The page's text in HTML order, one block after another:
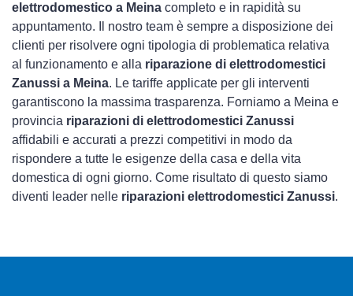
elettrodomestico a Meina completo e in rapidità su
appuntamento. Il nostro team è sempre a disposizione dei
clienti per risolvere ogni tipologia di problematica relativa
al funzionamento e alla riparazione di elettrodomestici
Zanussi a Meina. Le tariffe applicate per gli interventi
garantiscono la massima trasparenza. Forniamo a Meina e
provincia riparazioni di elettrodomestici Zanussi
affidabili e accurati a prezzi competitivi in modo da
rispondere a tutte le esigenze della casa e della vita
domestica di ogni giorno. Come risultato di questo siamo
diventi leader nelle riparazioni elettrodomestici Zanussi.